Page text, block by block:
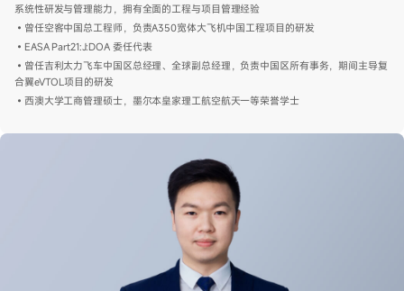
系统性研发与管理能力，拥有全面的工程与项目管理经验
•曾任空客中国总工程师，负责A350宽体大飞机中国工程项目的研发
•EASA Part21:J:DOA 委任代表
•曾任吉利太力飞车中国区总经理、全球副总经理，负责中国区所有事务，期间主导复
合翼eVTOL项目的研发
•西澳大学工商管理硕士，墨尔本皇家理工航空航天一等荣誉学士